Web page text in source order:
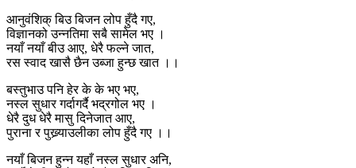
आनुवंशिक् बिउ बिजन लोप हुँदै गए,
विज्ञानको उन्नतिमा सबै सामेल भए ।
नयाँ नयाँ बीउ आए, धेरै फल्ने जात,
रस स्वाद खासै छैन उब्जा हुन्छ खात ।।
बस्तुभाउ पनि हेर के के भए भए,
नस्ल सुधार गर्दागर्दै भद्रगोल भए ।
धेरै दुध धेरै मासु दिनेजात आए,
पुराना र पुख्र्याउलीका लोप हुँदै गए ।।
नयाँ बिजन हुन्न यहाँ नस्ल सुधार अनि,